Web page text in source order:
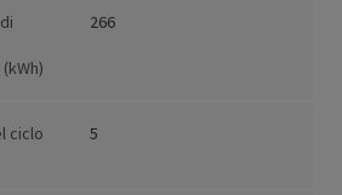
266
ciclo
5